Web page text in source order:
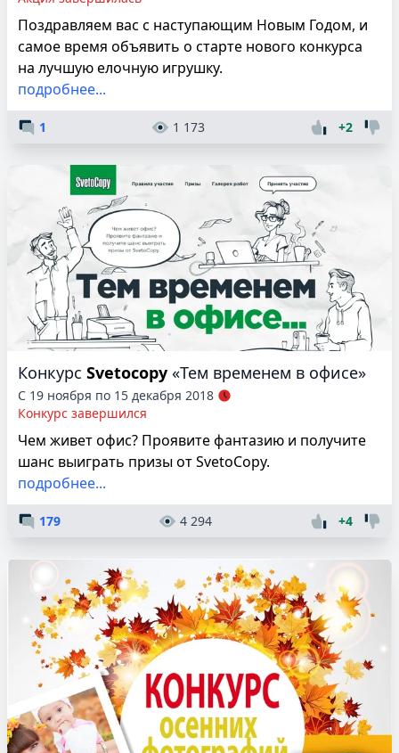
Поздравляем вас с наступающим Новым Годом, и
самое время объявить о старте нового конкурса
на лучшую елочную игрушку.
подробнее...
1 1 173 +2
Конкурс Svetocopy «Тем временем в офисе»
С 19 ноября по 15 декабря 2018
Конкурс завершился
Чем живет офис? Проявите фантазию и получите
шанс выиграть призы от SvetoCopy.
подробнее...
179 4 294 +4